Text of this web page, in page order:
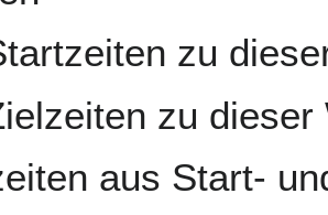
zu
zu
aus Start-